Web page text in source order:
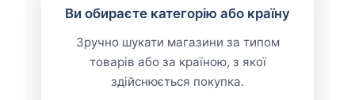
Ви обираєте категорію або країну
Зручно шукати магазини за типом
товарів або за країною, з якої
здійснюється покупка.